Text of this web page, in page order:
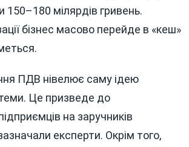
150–180 мілярдів гривень.
бізнес масово перейде в «кеш»
ПДВ нівелює саму ідею
Це призведе до
на заручників
експерти. Окрім того,